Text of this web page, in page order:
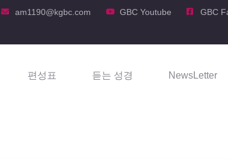
am1190@kgbc.com GBC Youtube GBC
편성표 듣는 성경 NewsLetter